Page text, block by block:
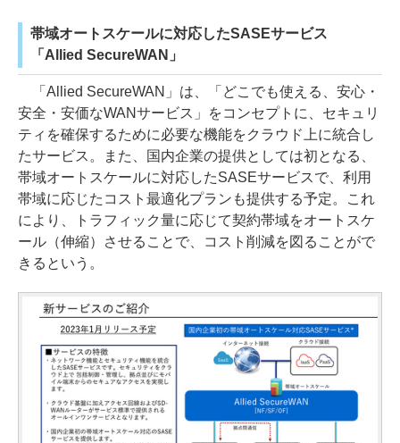
帯域オートスケールに対応したSASEサービス
「Allied SecureWAN」
「Allied SecureWAN」は、「どこでも使える、安心・
安全・安価なWANサービス」をコンセプトに、セキュリ
ティを確保するために必要な機能をクラウド上に統合し
たサービス。また、国内企業の提供としては初となる、
帯域オートスケールに対応したSASEサービスで、利用
帯域に応じたコスト最適化プランも提供する予定。これ
により、トラフィック量に応じて契約帯域をオートスケ
ール（伸縮）させることで、コスト削減を図ることがで
きるという。